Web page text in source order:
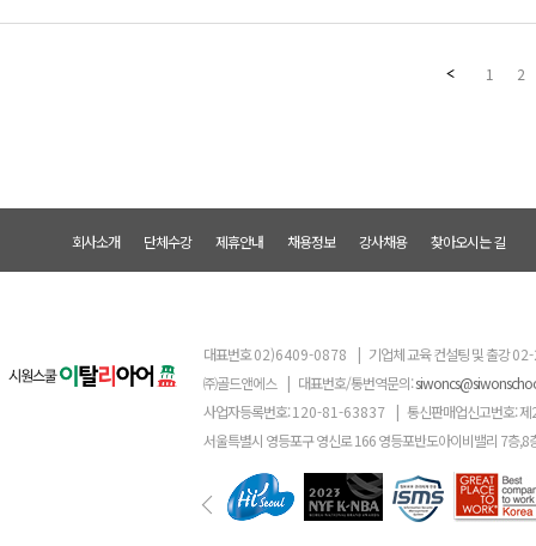
1 2
회사소개 단체수강 제휴안내 채용정보 강사채용 찾아오시는 길
대표번호02)6409-0878 | 기업체 교육 컨설팅 및 출강
㈜골드앤에스 | 대표번호/통번역문의:
사업자등록번호:120-81-63837 | 통신판매업신고번호: 제
서울특별시 영등포구 영신로 166 영등포반도아이비밸리 7층,8